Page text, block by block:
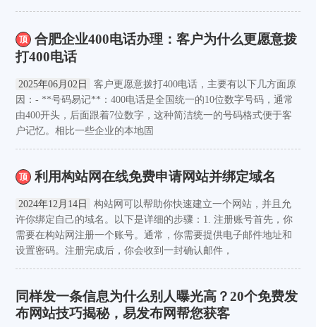
顶
合肥企业400电话办理：客户为什么更愿意拨
打400电话
2025年06月02日
客户更愿意拨打400电话，主要有以下几方面原
因：- **号码易记**：400电话是全国统一的10位数字号码，通常
由400开头，后面跟着7位数字，这种简洁统一的号码格式便于客
户记忆。相比一些企业的本地固
顶 利用构站网在线免费申请网站并绑定域名
2024年12月14日
构站网可以帮助你快速建立一个网站，并且允
许你绑定自己的域名。以下是详细的步骤：1. 注册账号首先，你
需要在构站网注册一个账号。通常，你需要提供电子邮件地址和
设置密码。注册完成后，你会收到一封确认邮件，
同样发一条信息为什么别人曝光高？20个免费发
布网站技巧揭秘，易发布网帮您获客